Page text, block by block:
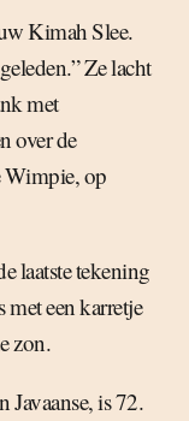
Kimah Slee.
Ze lacht
met
over de
op
laatste tekening
met een karretje
zon.
Javaanse, is 72.